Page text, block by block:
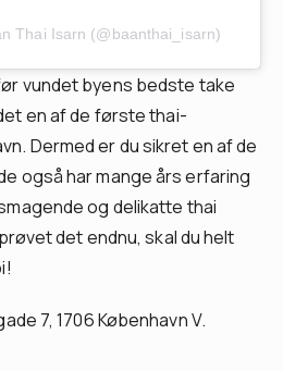
Thai Isarn (@baanthai_isarn)
vundet byens bedste take
en af de første thai-
Dermed er du sikret en af de
også har mange års erfaring
og delikatte thai
det endnu, skal du helt
7, 1706 København V.